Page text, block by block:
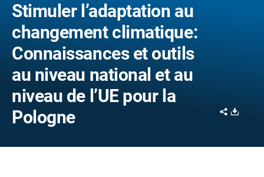
Stimuler l’adaptation au
changement climatique:
Connaissances et outils
au niveau national et au
niveau de l’UE pour la
Pologne
Share